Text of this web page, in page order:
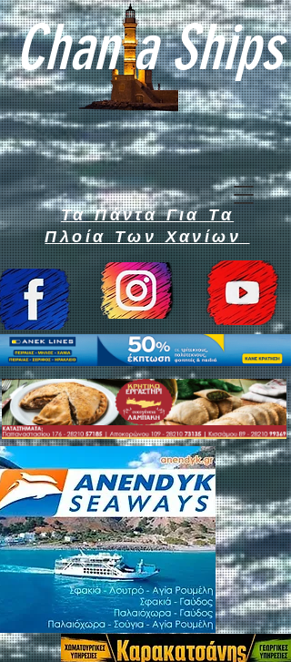
Chan a Ships
Τα Πάντα Για Τα
Πλοία Των Χανίων